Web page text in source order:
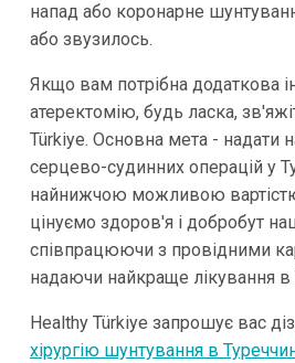
напад або коронарне
або звузилось.
Якщо вам потрібна додаткова
атеректомію, будь ласка,
Türkiye. Основна мета - надати
серцево-судинних операцій у
найнижчою можливою
цінуємо здоров'я і добробут
співпрацюючи з провідними
надаючи найкраще лікування в
Healthy Türkiye запрошує вас
хірургію шунтування в